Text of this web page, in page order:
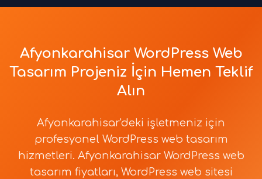
Afyonkarahisar WordPress Web
Tasarım Projeniz İçin Hemen Teklif
Alın
Afyonkarahisar'deki işletmeniz için
profesyonel WordPress web tasarım
hizmetleri. Afyonkarahisar WordPress web
tasarım fiyatları, WordPress web sitesi